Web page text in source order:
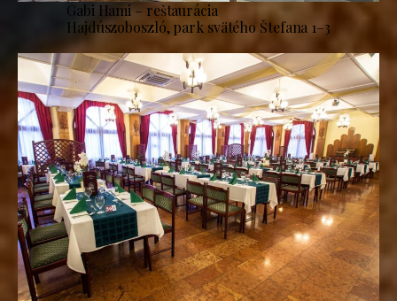
Gabi Hami – reštaurácia
Hajdúszoboszló, park svätého Štefana 1–3